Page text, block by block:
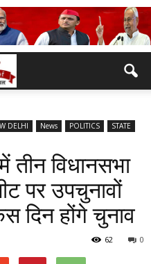
DELHI News POLITICS
STATE
तीन विधानसभा
पर उपचुनावों
दिन होंगे चुनाव
0
62